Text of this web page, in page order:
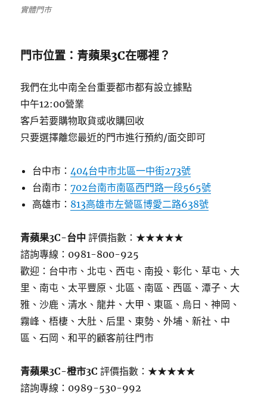
實體門市
門市位置：青蘋果3C在哪裡？
我們在北中南全台重要都市都有設立據點
中午12:00營業
客戶若要購物取貨或收購回收
只要選擇離您最近的門市進行預約/面交即可
台中市：404台中市北區一中街273號
台南市：702台南市南區西門路一段565號
高雄市： 813高雄市左營區博愛二路638號
青蘋果3C-台中評價指數：★★★★★
諮詢專線：0981-800-925
歡迎：台中市、北屯、西屯、南投、彰化、草屯、大
里、南屯、太平豐原、北區、南區、西區、潭子、大
雅、沙鹿、清水、龍井、大甲、東區、烏日、神岡、
霧峰、梧棲、大肚、后里、東勢、外埔、新社、中
區、石岡、和平的顧客前往門市
青蘋果3C-橙市3C評價指數：★★★★★
諮詢專線：0989-530-992